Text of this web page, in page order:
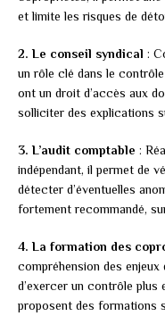
et limite les risques de
2. Le conseil syndical :
un rôle clé dans le
ont un droit d’accès aux
solliciter des explications
3. L’audit comptable :
indépendant, il permet de
détecter d’éventuelles
fortement recommandé,
4. La formation des
compréhension des
d’exercer un contrôle
proposent des formations